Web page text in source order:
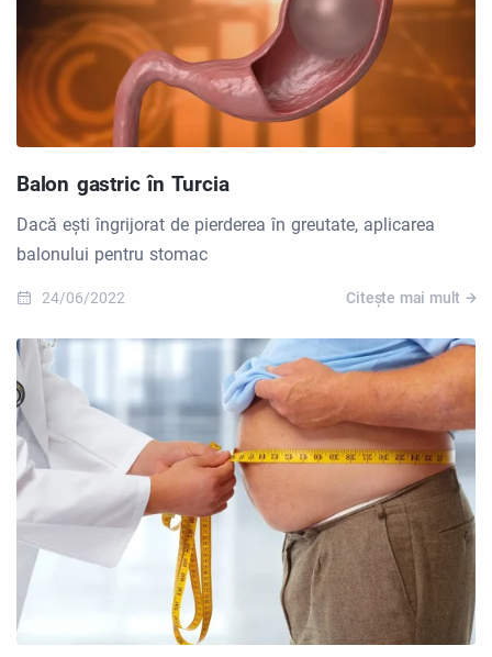
Balon gastric în Turcia
Dacă ești îngrijorat de pierderea în greutate, aplicarea
balonului pentru stomac
24/06/2022 Citește mai mult